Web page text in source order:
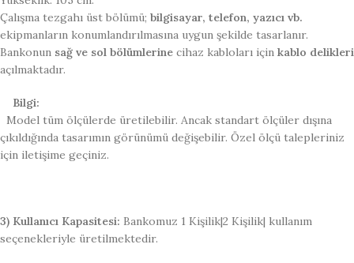
Çalışma tezgahı üst bölümü; bilgisayar, telefon, yazıcı vb.
ekipmanların konumlandırılmasına uygun şekilde tasarlanır.
Bankonun sağ ve sol bölümlerine cihaz kabloları için kablo delikleri
açılmaktadır.
Bilgi:
Model tüm ölçülerde üretilebilir. Ancak standart ölçüler dışına
çıkıldığında tasarımın görünümü değişebilir. Özel ölçü talepleriniz
için iletişime geçiniz.
3) Kullanıcı Kapasitesi: Bankomuz 1 Kişilik|2 Kişilik| kullanım
seçenekleriyle üretilmektedir.